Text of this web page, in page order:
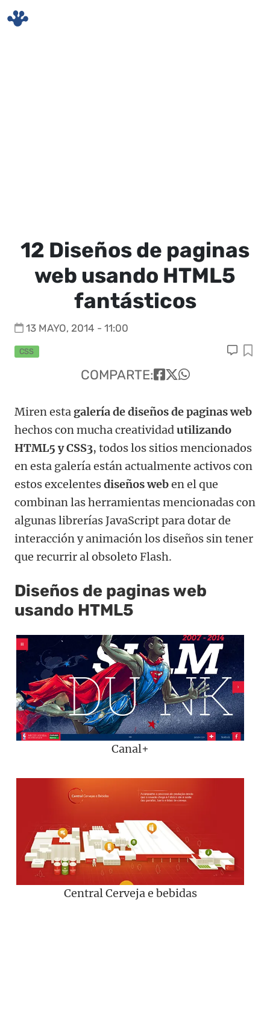
12 Diseños de paginas
web usando HTML5
fantásticos
13 MAYO, 2014 - 11:00
CSS
COMPARTE:
Miren esta galería de diseños de paginas web
hechos con mucha creatividadutilizando
HTML5 y CSS3, todos los sitios mencionados
en esta galería están actualmente activos con
estos excelentesdiseños weben el que
combinan las herramientas mencionadas con
algunas librerías JavaScript para dotar de
interacción y animación los diseños sin tener
que recurrir al obsoleto Flash.
Diseños de paginas web
usando HTML5
Canal+
Central Cerveja e bebidas